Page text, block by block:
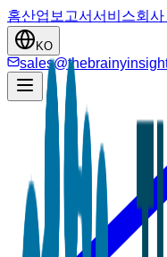
홈산업 보고서서비스회사
KO